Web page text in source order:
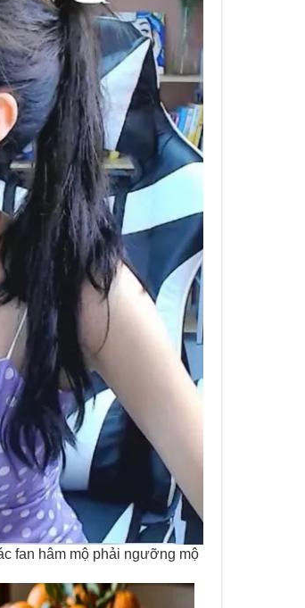
fan hâm mộ phải ngưỡng mộ